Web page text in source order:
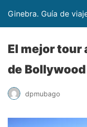
Ginebra. Guía de
El mejor tour
de
dpmubago